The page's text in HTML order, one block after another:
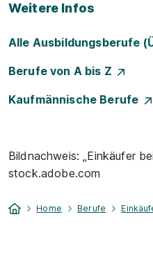
Weitere Infos
Alle Ausbildungsberufe
Berufe von A bis Z
Kaufmännische Berufe
Bildnachweis: „Einkäufer
stock.adobe.com
Home Berufe